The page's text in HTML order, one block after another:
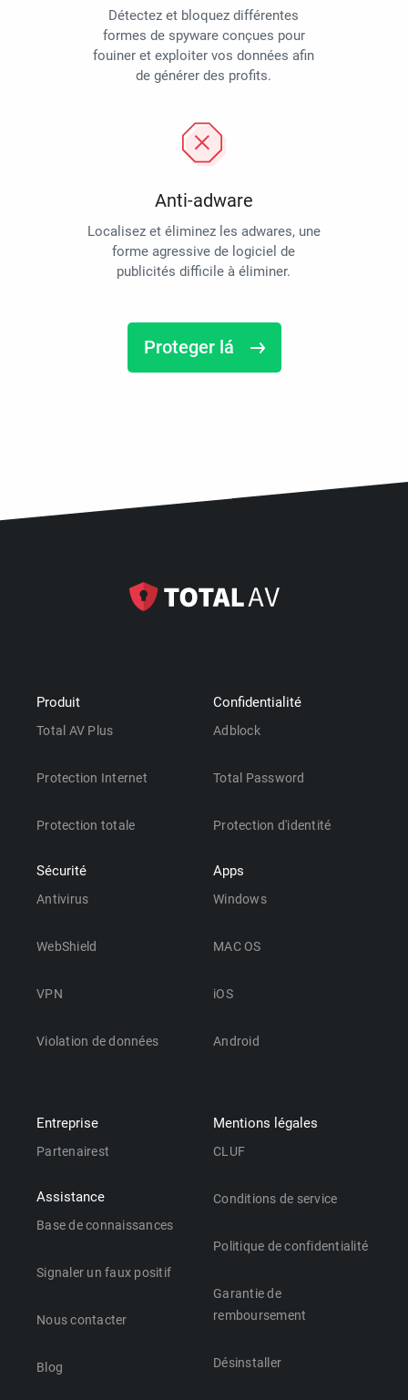
Détectez et bloquez différentes
formes de spyware conçues pour
fouiner et exploiter vos données afin
de générer des profits.
Anti-adware
Localisez et éliminez les adwares, une
forme agressive de logiciel de
publicités difficile à éliminer.
Proteger lá
Produit
Total AV Plus
Protection Internet
Protection totale
Sécurité
Antivirus
WebShield
VPN
Violation de données
Confidentialité
Adblock
Total Password
Protection d'identité
Apps
Windows
MAC OS
iOS
Android
Entreprise
Partenairest
Assistance
Base de connaissances
Signaler un faux positif
Nous contacter
Blog
Mentions légales
CLUF
Conditions de service
Politique de confidentialité
Garantie de
remboursement
Désinstaller